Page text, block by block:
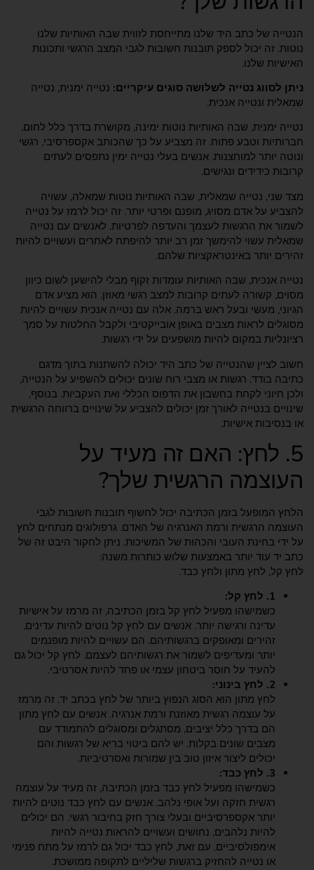
הנטייה של כתב היד שלנו מתייחסת לזווית שבה האותיות שלנו
נוטות. זה יכול לספק תובנות חשובות לגבי המצב הרגשי ותכונות
האישיות שלנו.
ניתן לסווג נטייה לשלושה סוגים עיקריים: נטייה ימנית, נטייה
שמאלית ונטייה אנכית.
נטייה ימנית, שבה האותיות נוטות ימינה, מקושרת בדרך כלל לחום,
חברותיות וטבע פתוח. זה מצביע על כך שהכותב אקספרסיבי, רגשי
ונוטה יותר למוחצנות. אנשים בעלי נטייה ימין נתפסים לעתים
קרובות כידידים ונגישים.
מצד שני, נטייה שמאלית, שבה האותיות נוטות שמאלה, עשויה
להצביע על אדם מסויג, מופנם ופרטי יותר. זה יכול לרמז על נטייה
לשמור את הרגשות לעצמך והעדפה לפרטיות. לאנשים עם נטייה
שמאלית עשוי להימשך זמן רב יותר להיפתח לאחרים ועשויים להיות
זהירים יותר באינטראקציות שלהם.
נטייה אנכית, שבה האותיות עומדות זקוף מבלי להישען לשום כיוון
מסוים, קשורה לעתים קרובות למצב רגשי מאוזן. הוא מציע אדם
הגיוני, מעשי ובעל ראש ברמה. אלה עם נטייה אנכית עשויים להיות
מסוגלים לראות מצבים באופן אובייקטיבי ולקבל החלטות על סמך
רציונליות במקום להיות מושפעים על ידי רגשות.
חשוב לציין שהנטייה של כתב היד יכולה להשתנות בתוך מדגם
כתיבה בודד. רגשות או מצבי רוח שונים יכולים להשפיע על הנטייה,
ולכן חיוני לקחת בחשבון את הדפוס הכללי ואת העקביות. בנוסף,
שינויים בנטייה לאורך זמן יכולים להצביע על שינויים ברווחה הרגשית
או בנסיבות אישיות.
5. לחץ: האם זה מעיד על
העוצמה הרגשית שלך?
הלחץ המופעל בזמן הכתיבה יכול לחשוף תובנות חשובות לגבי
העוצמה הרגשית ורמת האנרגיה של האדם. גרפולוגים מנתחים לחץ
על ידי בחינת העובי והכהות של המשיכות. ניתן לחקור היבט זה של
כתב יד עוד יותר באמצעות שלוש כותרות משנה:
לחץ קל, לחץ מתון ולחץ כבד.
1. לחץ קל:
כשמישהו מפעיל לחץ קל בזמן הכתיבה, זה מרמז על אישיות
עדינה ורגישה יותר. אנשים עם לחץ קל נוטים להיות עדינים,
זהירים ומאופקים ברגשותיהם. הם עשויים להיות מופנמים
יותר ומעדיפים לשמור את רגשותיהם לעצמם. לחץ קל יכול גם
להעיד על חוסר ביטחון עצמי או פחד להיות אסרטיבי.
2. לחץ בינוני:
לחץ מתון הוא הסוג הנפוץ ביותר של לחץ בכתב יד. זה מרמז
על עוצמה רגשית מאוזנת ורמת אנרגיה. אנשים עם לחץ מתון
הם בדרך כלל יציבים, מסתגלים ומסוגלים להתמודד עם
מצבים שונים בקלות. יש להם ביטוי בריא של רגשות והם
יכולים ליצור איזון טוב בין שמורות ואסרטיביות.
3. לחץ כבד:
כשמישהו מפעיל לחץ כבד בזמן הכתיבה, זה מעיד על עוצמה
רגשית חזקה ועל אופי נלהב. אנשים עם לחץ כבד נוטים להיות
יותר אקספרסיביים ובעלי צורך חזק בחיבור רגשי. הם יכולים
להיות נלהבים, נחושים ועשויים להראות נטייה להיות
אימפולסיביים. עם זאת, לחץ כבד יכול גם לרמז על מתח פנימי
או נטייה להחזיק ברגשות שליליים לתקופה ממושכת.